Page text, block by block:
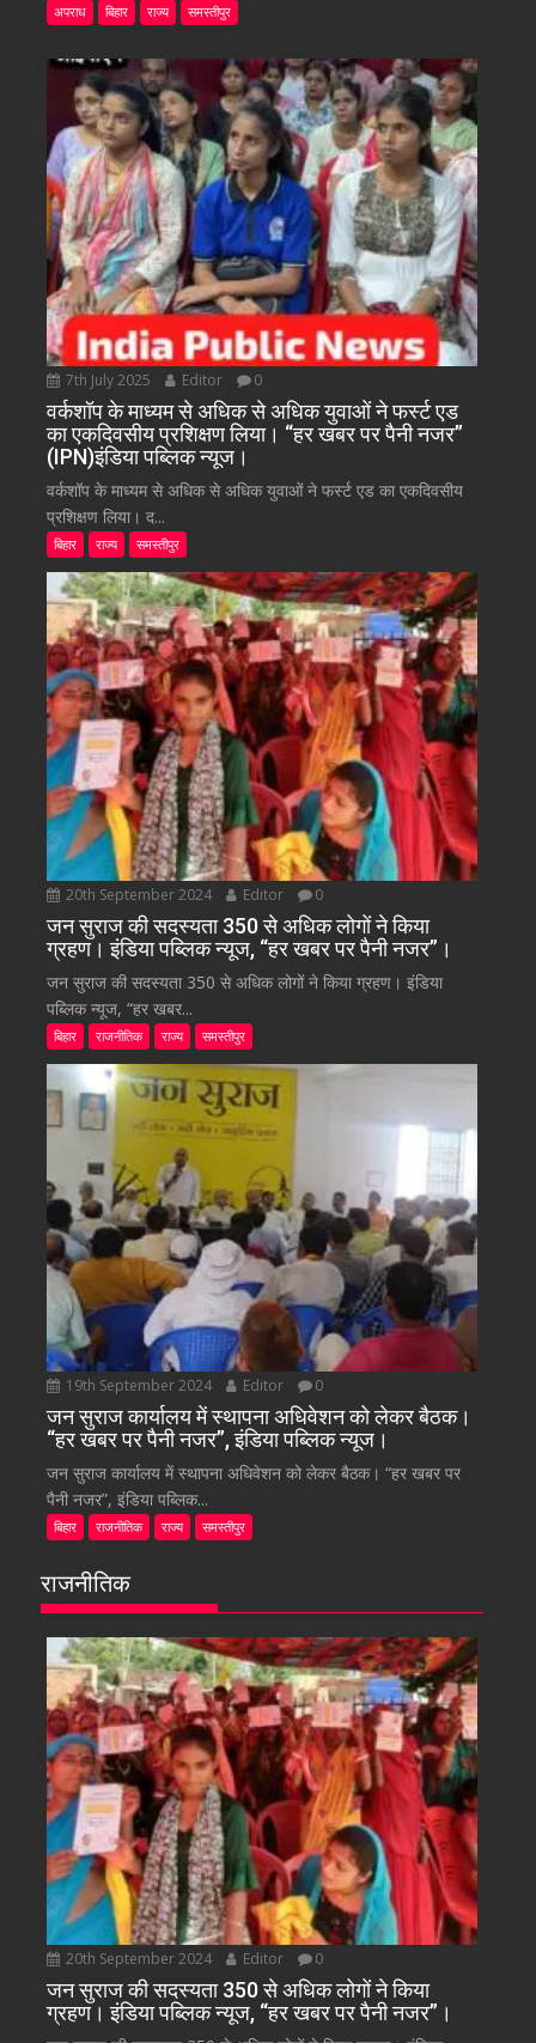
अपराध बिहार राज्य समस्तीपुर
7th July 2025 Editor 0
वर्कशॉप के माध्यम से अधिक से अधिक युवाओं ने फर्स्ट एड
का एकदिवसीय प्रशिक्षण लिया। “हर खबर पर पैनी नजर”
(IPN)इंडिया पब्लिक न्यूज।
वर्कशॉप के माध्यम से अधिक से अधिक युवाओं ने फर्स्ट एड का एकदिवसीय
प्रशिक्षण लिया। द...
बिहार राज्य समस्तीपुर
20th September 2024 Editor 0
जन सुराज की सदस्यता 350 से अधिक लोगों ने किया
ग्रहण। इंडिया पब्लिक न्यूज, “हर खबर पर पैनी नजर”।
जन सुराज की सदस्यता 350 से अधिक लोगों ने किया ग्रहण। इंडिया
पब्लिक न्यूज, “हर खबर...
बिहार राजनीतिक राज्य समस्तीपुर
19th September 2024 Editor 0
जन सुराज कार्यालय में स्थापना अधिवेशन को लेकर बैठक।
“हर खबर पर पैनी नजर”, इंडिया पब्लिक न्यूज।
जन सुराज कार्यालय में स्थापना अधिवेशन को लेकर बैठक। “हर खबर पर
पैनी नजर”, इंडिया पब्लिक...
बिहार राजनीतिक राज्य समस्तीपुर
राजनीतिक
20th September 2024 Editor 0
जन सुराज की सदस्यता 350 से अधिक लोगों ने किया
ग्रहण। इंडिया पब्लिक न्यूज, “हर खबर पर पैनी नजर”।